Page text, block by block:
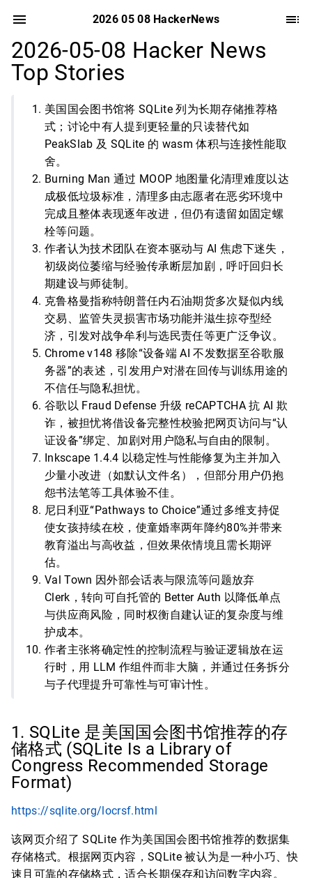
2026 05 08 HackerNews
2026-05-08 Hacker News
Top Stories
美国国会图书馆将 SQLite 列为长期存储推荐格
式；讨论中有人提到更轻量的只读替代如
PeakSlab 及 SQLite 的 wasm 体积与连接性能取
舍。
Burning Man 通过 MOOP 地图量化清理难度以达
成极低垃圾标准，清理多由志愿者在恶劣环境中
完成且整体表现逐年改进，但仍有遗留如固定螺
栓等问题。
作者认为技术团队在资本驱动与 AI 焦虑下迷失，
初级岗位萎缩与经验传承断层加剧，呼吁回归长
期建设与师徒制。
克鲁格曼指称特朗普任内石油期货多次疑似内线
交易、监管失灵损害市场功能并滋生掠夺型经
济，引发对战争牟利与选民责任等更广泛争议。
Chrome v148 移除“设备端 AI 不发数据至谷歌服
务器”的表述，引发用户对潜在回传与训练用途的
不信任与隐私担忧。
谷歌以 Fraud Defense 升级 reCAPTCHA 抗 AI 欺
诈，被担忧将借设备完整性校验把网页访问与“认
证设备”绑定、加剧对用户隐私与自由的限制。
Inkscape 1.4.4 以稳定性与性能修复为主并加入
少量小改进（如默认文件名），但部分用户仍抱
怨书法笔等工具体验不佳。
尼日利亚“Pathways to Choice”通过多维支持促
使女孩持续在校，使童婚率两年降约80%并带来
教育溢出与高收益，但效果依情境且需长期评
估。
Val Town 因外部会话表与限流等问题放弃
Clerk，转向可自托管的 Better Auth 以降低单点
与供应商风险，同时权衡自建认证的复杂度与维
护成本。
作者主张将确定性的控制流程与验证逻辑放在运
行时，用 LLM 作组件而非大脑，并通过任务拆分
与子代理提升可靠性与可审计性。
1. SQLite 是美国国会图书馆推荐的存
储格式 (SQLite Is a Library of
Congress Recommended Storage
Format)
https://sqlite.org/locrsf.html
该网页介绍了 SQLite 作为美国国会图书馆推荐的数据集
存储格式。根据网页内容，SQLite 被认为是一种小巧、快
速且可靠的存储格式，适合长期保存和访问数字内容。